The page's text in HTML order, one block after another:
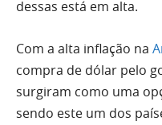
dessas está em alta.
Com a alta inflação na
compra de dólar pelo
surgiram como uma
sendo este um dos